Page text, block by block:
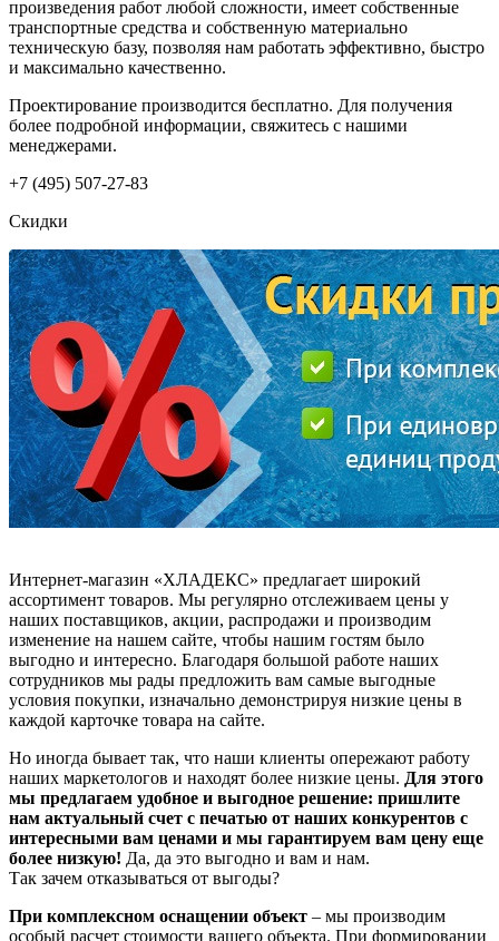
произведения работ любой сложности, имеет собственные
транспортные средства и собственную материально
техническую базу, позволяя нам работать эффективно, быстро
и максимально качественно.
Проектирование производится бесплатно. Для получения
более подробной информации, свяжитесь с нашими
менеджерами.
+7 (495) 507-27-83
Скидки
Интернет-магазин «ХЛАДЕКС» предлагает широкий
ассортимент товаров. Мы регулярно отслеживаем цены у
наших поставщиков, акции, распродажи и производим
изменение на нашем сайте, чтобы нашим гостям было
выгодно и интересно. Благодаря большой работе наших
сотрудников мы рады предложить вам самые выгодные
условия покупки, изначально демонстрируя низкие цены в
каждой карточке товара на сайте.
Но иногда бывает так, что наши клиенты опережают работу
наших маркетологов и находят более низкие цены. Для этого
мы предлагаем удобное и выгодное решение: пришлите
нам актуальный счет с печатью от наших конкурентов с
интересными вам ценами и мы гарантируем вам цену еще
более низкую! Да, да это выгодно и вам и нам.
Так зачем отказываться от выгоды?
При комплексном оснащении объект – мы производим
особый расчет стоимости вашего объекта. При формировании